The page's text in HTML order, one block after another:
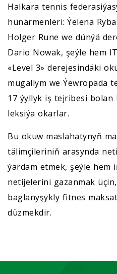
Halkara tennis
hünärmenleri: Ýelena
Holger Rune we dünýä
Dario Nowak, şeýle hem
«Level 3» derejesindäki
mugallym we Ýewropada
17 ýyllyk iş tejribesi bolan
leksiýa okarlar.
Bu okuw maslahatynyň
tälimçileriniň arasynda
ýardam etmek, şeýle hem
netijelerini gazanmak
baglanyşykly fitnes
düzmekdir.